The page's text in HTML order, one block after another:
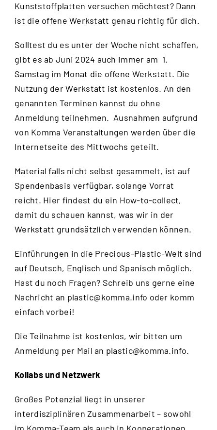
Kunststoffplatten versuchen möchtest? Dann
ist die offene Werkstatt genau richtig für dich.
Solltest du es unter der Woche nicht schaffen,
gibt es ab Juni 2024 auch immer am 1.
Samstag im Monat die offene Werkstatt. Die
Nutzung der Werkstatt ist kostenlos. An den
genannten Terminen kannst du ohne
Anmeldung teilnehmen. Ausnahmen aufgrund
von Komma Veranstaltungen werden über die
Internetseite des Mittwochs geteilt.
Material falls nicht selbst gesammelt, ist auf
Spendenbasis verfügbar, solange Vorrat
reicht. Hier findest du ein How-to-collect,
damit du schauen kannst, was wir in der
Werkstatt grundsätzlich verwenden können.
Einführungen in die Precious-Plastic-Welt sind
auf Deutsch, Englisch und Spanisch möglich.
Hast du noch Fragen? Schreib uns gerne eine
Nachricht an plastic@komma.info oder komm
einfach vorbei!
Die Teilnahme ist kostenlos, wir bitten um
Anmeldung per Mail an plastic@komma.info.
Kollabs und Netzwerk
Großes Potenzial liegt in unserer
interdisziplinären Zusammenarbeit – sowohl